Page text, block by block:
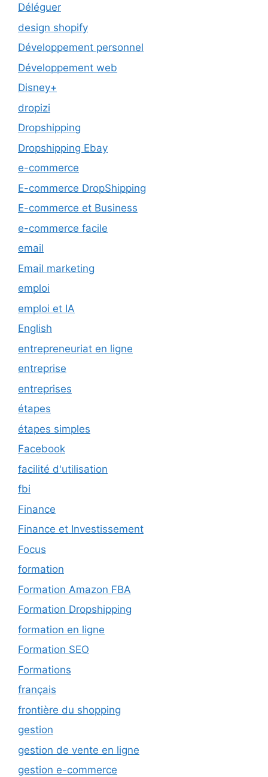
Déléguer
design shopify
Développement personnel
Développement web
Disney+
dropizi
Dropshipping
Dropshipping Ebay
e-commerce
E-commerce DropShipping
E-commerce et Business
e-commerce facile
email
Email marketing
emploi
emploi et IA
English
entrepreneuriat en ligne
entreprise
entreprises
étapes
étapes simples
Facebook
facilité d'utilisation
fbi
Finance
Finance et Investissement
Focus
formation
Formation Amazon FBA
Formation Dropshipping
formation en ligne
Formation SEO
Formations
français
frontière du shopping
gestion
gestion de vente en ligne
gestion e-commerce